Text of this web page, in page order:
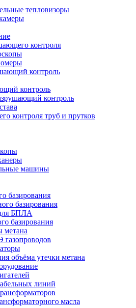
тепловизоры
контроля
контроль
контроль
контроль
контроля труб и прутков
машины
базирования
базирования
БПЛА
базирования
метана
объёма утечки метана
линий
масла